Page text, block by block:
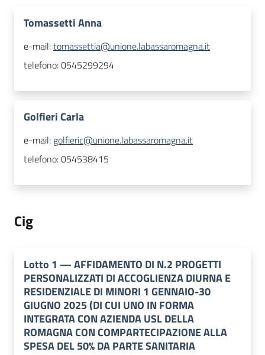
Tomassetti Anna
e-mail:tomassettia@unione.labassaromagna.it
telefono:0545299294
Golfieri Carla
e-mail: golfieric@unione.labassaromagna.it
telefono:054538415
Cig
Lotto 1 —AFFIDAMENTO DI N.2 PROGETTI
PERSONALIZZATI DI ACCOGLIENZA DIURNA E
RESIDENZIALE DI MINORI 1 GENNAIO-30
GIUGNO 2025 (DI CUI UNO IN FORMA
INTEGRATA CON AZIENDA USL DELLA
ROMAGNA CON COMPARTECIPAZIONE ALLA
SPESA DEL 50% DA PARTE SANITARIA